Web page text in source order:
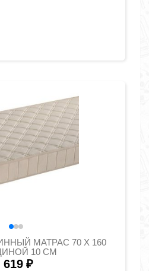
МАТРАС 70 Х 160
10 СМ
619 ₽